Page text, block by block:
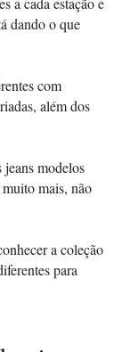
dando o que
com
além dos
jeans modelos
mais, não
a coleção
para